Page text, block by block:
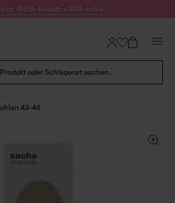
zu -60% Rabatt + 10% extra
oder Schlagwort suchen...
43-44